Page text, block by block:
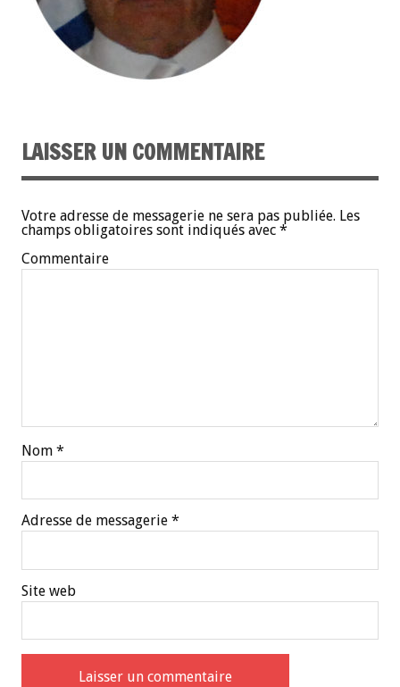
LAISSER UN COMMENTAIRE
Votre adresse de messagerie ne sera pas publiée. Les
champs obligatoires sont indiqués avec *
Commentaire
Nom *
Adresse de messagerie *
Site web